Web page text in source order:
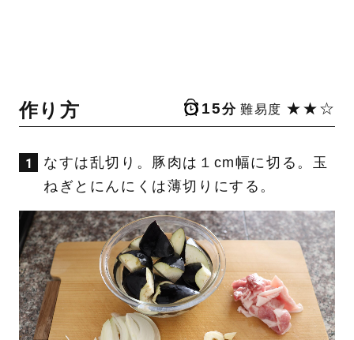
作り方 15分 難易度 ★★☆
なすは乱切り。豚肉は１cm幅に切る。玉
ねぎとにんにくは薄切りにする。